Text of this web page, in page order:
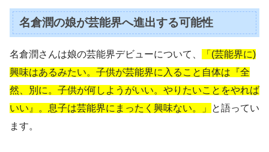
名倉潤の娘が芸能界へ進出する可能性
名倉潤さんは娘の芸能界デビューについて、
「(芸能界に)
興味はあるみたい。子供が芸能界に入ること自体は『全
然、別に。子供が何しようがいい。やりたいことをやれば
いい』。息子は芸能界にまったく興味ない。」
と語ってい
ます。